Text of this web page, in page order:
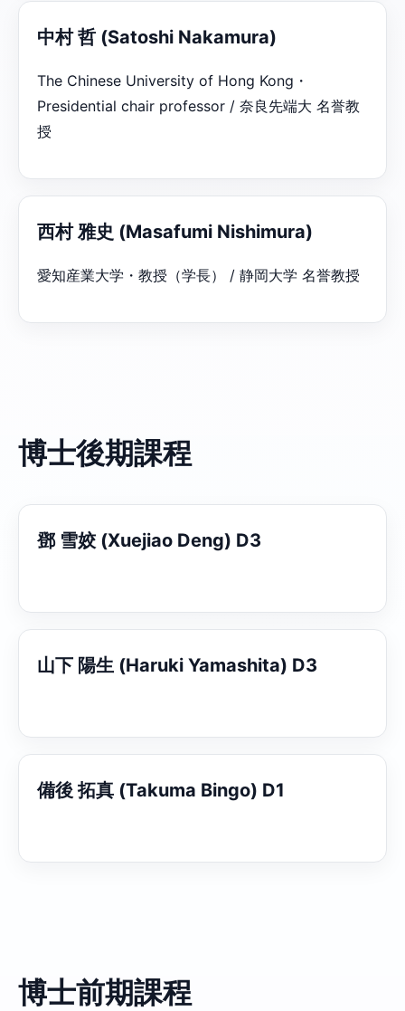
中村 哲 (Satoshi Nakamura)
The Chinese University of Hong Kong・
Presidential chair professor / 奈良先端大 名誉教
授
西村 雅史 (Masafumi Nishimura)
愛知産業大学・教授（学長） / 静岡大学 名誉教授
博士後期課程
鄧 雪姣 (Xuejiao Deng) D3
山下 陽生 (Haruki Yamashita) D3
備後 拓真 (Takuma Bingo) D1
博士前期課程